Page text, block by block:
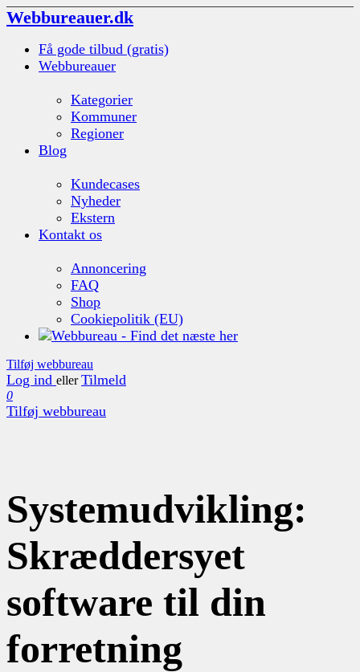
Webbureauer.dk
Få gode tilbud (gratis)
Webbureauer
Kategorier
Kommuner
Regioner
Blog
Kundecases
Nyheder
Ekstern
Kontakt os
Annoncering
FAQ
Shop
Cookiepolitik (EU)
Tilføj webbureau
Log ind eller Tilmeld
0
Tilføj webbureau
Systemudvikling:
Skræddersyet
software til din
forretning